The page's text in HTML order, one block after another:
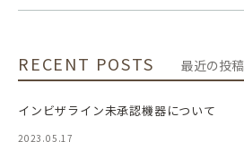
RECENT POSTS 最近の投稿
インビザライン未承認機器について
2023.05.17